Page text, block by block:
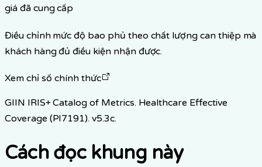
giá đã cung cấp
Điều chỉnh mức độ bao phủ theo chất lượng can thiệp mà
khách hàng đủ điều kiện nhận được.
Xem chỉ số chính thức
GIIN IRIS+ Catalog of Metrics. Healthcare Effective
Coverage (PI7191). v5.3c.
Cách đọc khung này